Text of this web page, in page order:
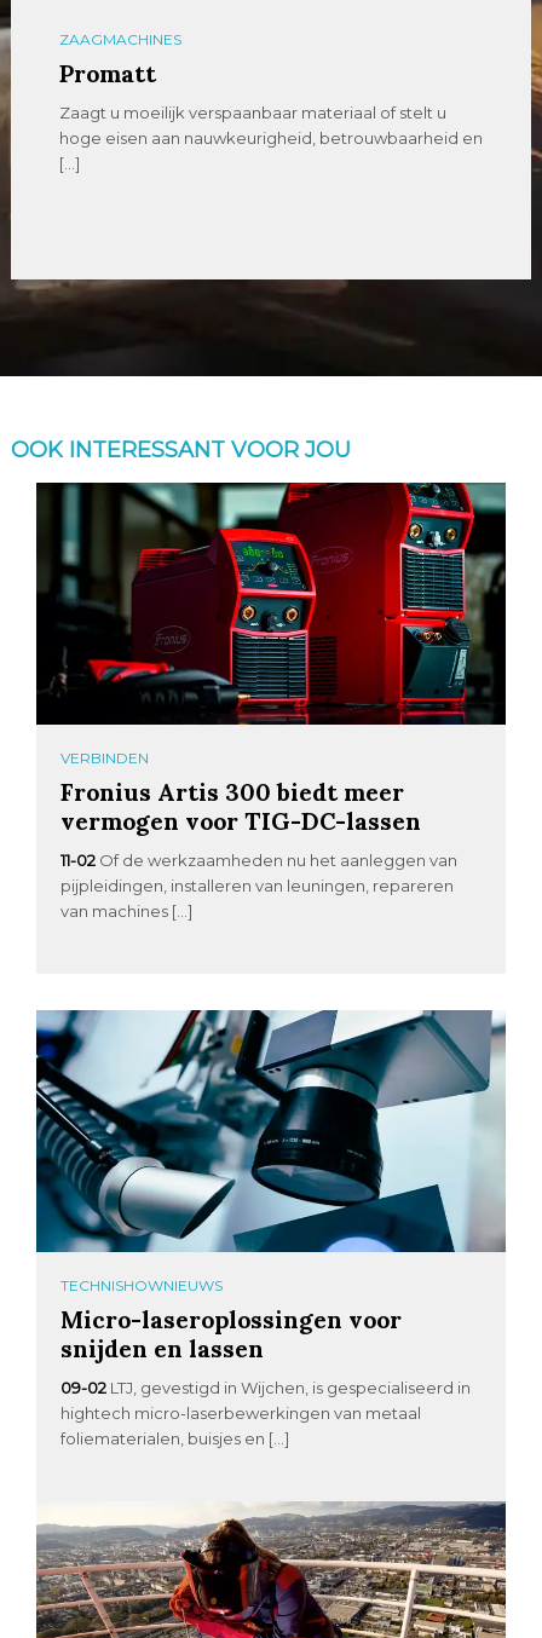
ZAAGMACHINES
Promatt
Zaagt u moeilijk verspaanbaar materiaal of stelt u
hoge eisen aan nauwkeurigheid, betrouwbaarheid en
[…]
OOK INTERESSANT VOOR JOU
VERBINDEN
Fronius Artis 300 biedt meer
vermogen voor TIG-DC-lassen
11-02 Of de werkzaamheden nu het aanleggen van
pijpleidingen, installeren van leuningen, repareren
van machines […]
TECHNISHOWNIEUWS
Micro-laseroplossingen voor
snijden en lassen
09-02 LTJ, gevestigd in Wijchen, is gespecialiseerd in
hightech micro-laserbewerkingen van metaal
foliematerialen, buisjes en […]